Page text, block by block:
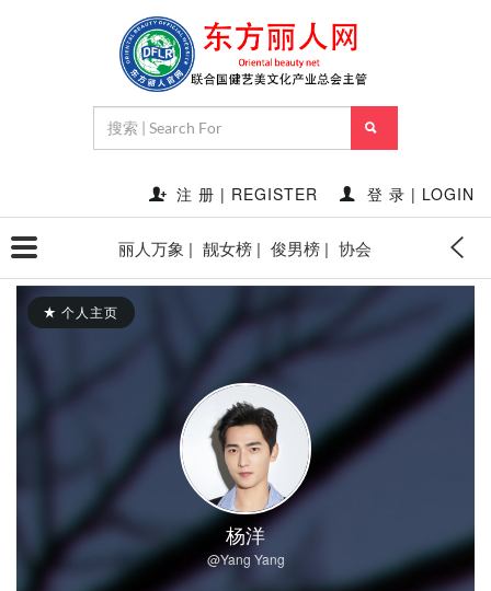
注 册 | REGISTER 登 录 | LOGIN
丽人万象 | 靓女榜 | 俊男榜 | 协会
个人主页
杨洋
@Yang Yang